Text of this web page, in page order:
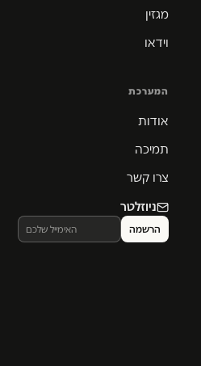
מגזין
וידאו
המערכת
אודות
תמיכה
צרו קשר
ניוזלטר